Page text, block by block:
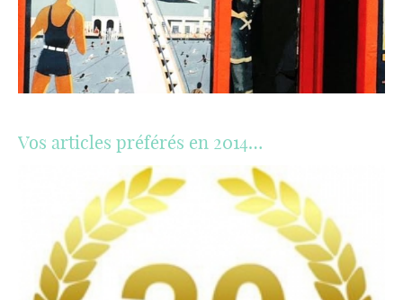
Vos articles préférés en 2014…